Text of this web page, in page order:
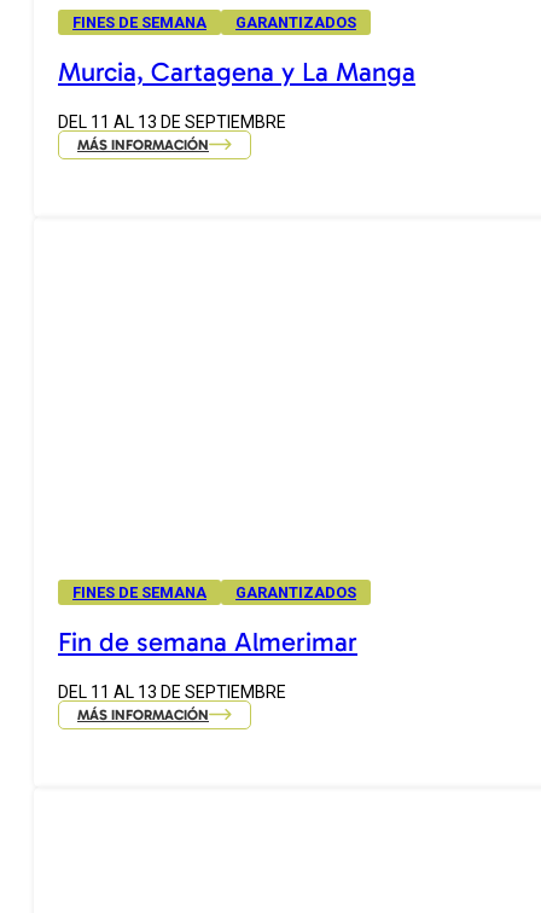
FINES DE SEMANA GARANTIZADOS
Murcia, Cartagena y La Manga
DEL 11 AL 13 DE SEPTIEMBRE
MÁS INFORMACIÓN
FINES DE SEMANA GARANTIZADOS
Fin de semana Almerimar
DEL 11 AL 13 DE SEPTIEMBRE
MÁS INFORMACIÓN